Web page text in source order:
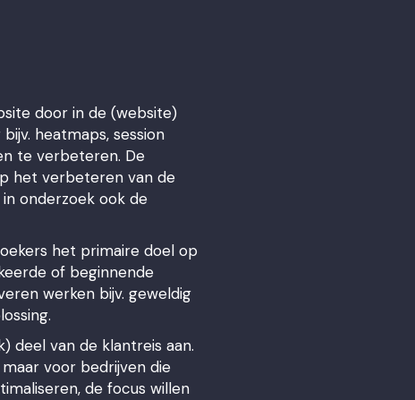
door in de (website)
heatmaps, session
te verbeteren. De
het verbeteren van de
onderzoek ook de
het primaire doel op
of beginnende
werken bijv. geweldig
deel van de klantreis aan.
voor bedrijven die
de focus willen